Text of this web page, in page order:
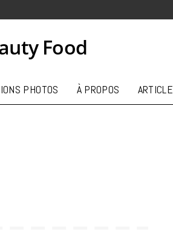
Food
PHOTOS À PROPOS ARTICLE